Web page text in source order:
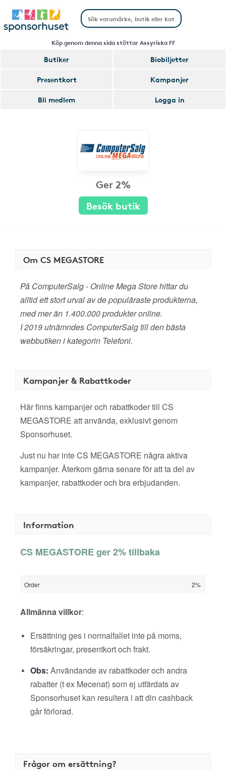
Köp genom denna sida stöttar Assyriska FF
Butiker
Biobiljetter
Presentkort
Kampanjer
Bli medlem
Logga in
Ger 2%
Besök butik
Om CS MEGASTORE
På ComputerSalg - Online Mega Store hittar du
alltid ett stort urval av de populäraste produkterna,
med mer än 1.400.000 produkter online.
I 2019 utnämndes ComputerSalg till den bästa
webbutiken i kategorin Telefoni.
Kampanjer & Rabattkoder
Här finns kampanjer och rabattkoder till CS
MEGASTORE att använda, exklusivt genom
Sponsorhuset.
Just nu har inte CS MEGASTORE några aktiva
kampanjer. Återkom gärna senare för att ta del av
kampanjer, rabattkoder och bra erbjudanden.
Information
CS MEGASTORE ger 2% tillbaka
Order 2%
Allmänna villkor:
Ersättning ges i normalfallet inte på moms,
försäkringar, presentkort och frakt.
Obs: Användande av rabattkoder och andra
rabatter (t ex Mecenat) som ej utfärdats av
Sponsorhuset kan resultera i att din cashback
går förlorad.
Frågor om ersättning?